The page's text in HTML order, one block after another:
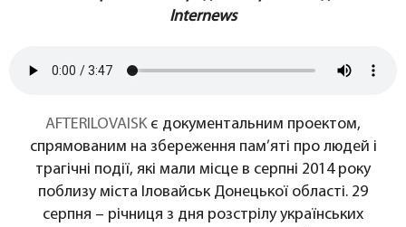
Internews
AFTERILOVAISKє документальним проектом,
спрямованим на збереження пам’яті про людей і
трагічні події, які мали місце в серпні 2014 року
поблизу міста Іловайськ Донецької області. 29
серпня – річниця з дня розстрілу українських